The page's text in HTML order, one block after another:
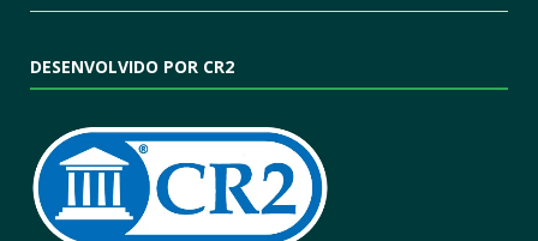
DESENVOLVIDO POR CR2